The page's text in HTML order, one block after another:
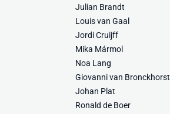
Julian Brandt
Louis van Gaal
Jordi Cruijff
Mika Mármol
Noa Lang
Giovanni van Bronckhorst
Johan Plat
Ronald de Boer